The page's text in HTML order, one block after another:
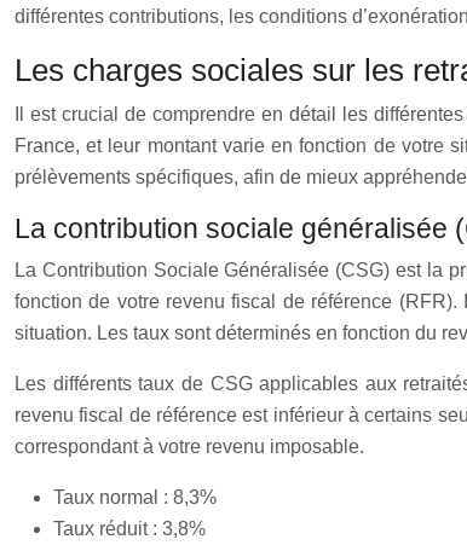
différentes contributions, les conditions
Les charges sociales sur les
Il est crucial de comprendre en détail les
France, et leur montant varie en fonction de votre
prélèvements spécifiques, afin de mieux
La contribution sociale généralisée
La Contribution Sociale Généralisée (CSG) est la
fonction de votre revenu fiscal de référence
situation. Les taux sont déterminés en fonction du
Les différents taux de CSG applicables aux
revenu fiscal de référence est inférieur à certains
correspondant à votre revenu imposable.
Taux normal : 8,3%
Taux réduit : 3,8%